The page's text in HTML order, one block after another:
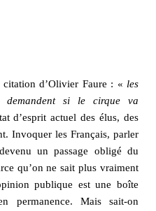
d’Olivier Faure : « les
demandent si le cirque va
d’esprit actuel des élus, des
Invoquer les Français, parler
un passage obligé du
qu’on ne sait plus vraiment
publique est une boîte
permanence. Mais sait-on